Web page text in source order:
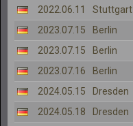
2022.06.11
Stuttgart
2023.07.15
Berlin
2023.07.15
Berlin
2023.07.16
Berlin
2024.05.15
Dresden
2024.05.18
Dresden